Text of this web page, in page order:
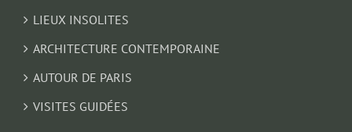
LIEUX INSOLITES
ARCHITECTURE CONTEMPORAINE
AUTOUR DE PARIS
VISITES GUIDÉES